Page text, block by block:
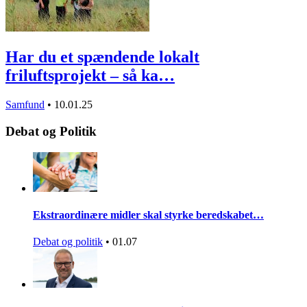
Har du et spændende lokalt
friluftsprojekt – så ka…
Samfund • 10.01.25
Debat og Politik
Ekstraordinære midler skal styrke beredskabet…
Debat og politik • 01.07